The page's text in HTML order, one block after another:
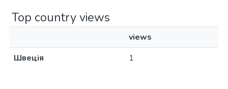
Top country views
views
Швеція
1